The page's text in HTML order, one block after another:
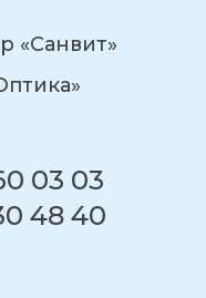
«Санвит»
03 03
48 40